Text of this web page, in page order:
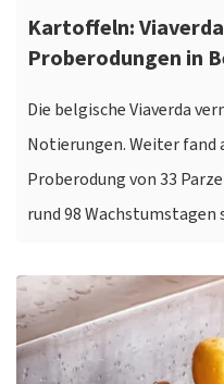
Kartoffeln:
Proberodungen in
Die belgische Viaverda
Notierungen. Weiter fand
Proberodung von 33
rund 98